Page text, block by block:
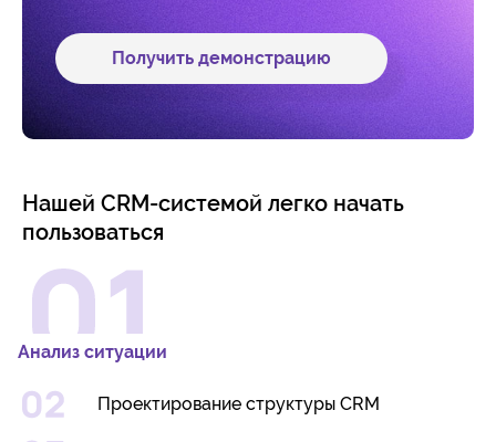
Получить демонстрацию
Нашей CRM-системой легко начать
пользоваться
Анализ ситуации
Проектирование структуры CRM